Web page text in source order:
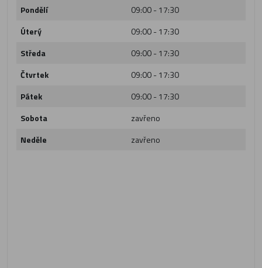
Pondělí
09:00 - 17:30
Úterý
09:00 - 17:30
Středa
09:00 - 17:30
Čtvrtek
09:00 - 17:30
Pátek
09:00 - 17:30
Sobota
zavřeno
Neděle
zavřeno